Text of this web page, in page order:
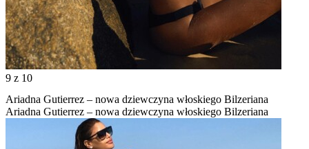
9 z 10
Ariadna Gutierrez – nowa dziewczyna włoskiego Bilzeriana
Ariadna Gutierrez – nowa dziewczyna włoskiego Bilzeriana